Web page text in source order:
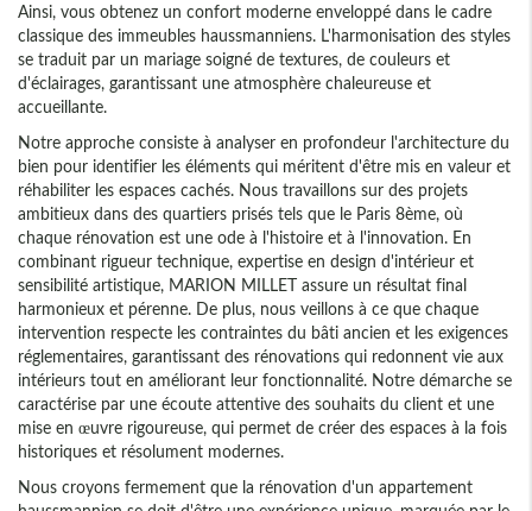
Ainsi, vous obtenez un confort moderne enveloppé dans le cadre
classique des immeubles haussmanniens. L'harmonisation des styles
se traduit par un mariage soigné de textures, de couleurs et
d'éclairages, garantissant une atmosphère chaleureuse et
accueillante.
Notre approche consiste à analyser en profondeur l'architecture du
bien pour identifier les éléments qui méritent d'être mis en valeur et
réhabiliter les espaces cachés. Nous travaillons sur des projets
ambitieux dans des quartiers prisés tels que le Paris 8ème, où
chaque rénovation est une ode à l'histoire et à l'innovation. En
combinant rigueur technique, expertise en design d'intérieur et
sensibilité artistique, MARION MILLET assure un résultat final
harmonieux et pérenne. De plus, nous veillons à ce que chaque
intervention respecte les contraintes du bâti ancien et les exigences
réglementaires, garantissant des rénovations qui redonnent vie aux
intérieurs tout en améliorant leur fonctionnalité. Notre démarche se
caractérise par une écoute attentive des souhaits du client et une
mise en œuvre rigoureuse, qui permet de créer des espaces à la fois
historiques et résolument modernes.
Nous croyons fermement que la rénovation d'un appartement